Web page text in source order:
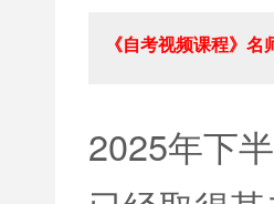
《自考视频课程》
2025年下